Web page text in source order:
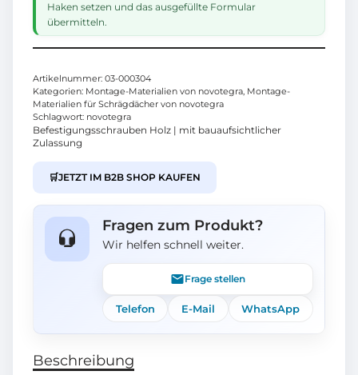
Haken setzen und das ausgefüllte Formular
übermitteln.
Artikelnummer: 03-000304
Kategorien: Montage-Materialien von novotegra, Montage-
Materialien für Schrägdächer von novotegra
Schlagwort: novotegra
Befestigungsschrauben Holz | mit bauaufsichtlicher
Zulassung
🛒JETZT IM B2B SHOP KAUFEN
Fragen zum Produkt?
Wir helfen schnell weiter.
Frage stellen
Telefon E-Mail WhatsApp
Beschreibung